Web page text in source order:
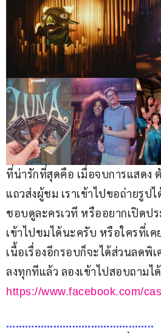
ที่น่ารักที่สุดคือ เมื่อจบการแสดง
แถวส่งผู้ชม เราเข้าไปขอถ่ายรูป
ชอบดูละครเวที หรืออยากเปิดป
เข้าไปชมได้นะครับ หรือใครที่เค
เนื้อเรื่องอีกรอบก็จะได้ส่วนลดพิ
ลงทุกทีแล้ว ลองเข้าไปสอบถามไ
https://www.facebook.com/
………………………………………..